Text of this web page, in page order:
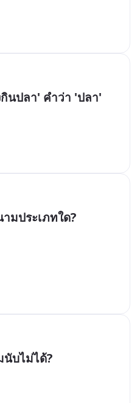
นปลา' คำว่า 'ปลา'
มประเภทใด?
นับไม่ได้?